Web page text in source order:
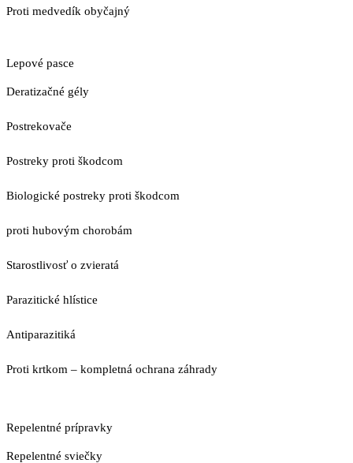
Proti medvedík obyčajný
Lepové pasce
Deratizačné gély
Postrekovače
Postreky proti škodcom
Biologické postreky proti škodcom
proti hubovým chorobám
Starostlivosť o zvieratá
Parazitické hlístice
Antiparazitiká
Proti krtkom – kompletná ochrana záhrady
Repelentné prípravky
Repelentné sviečky